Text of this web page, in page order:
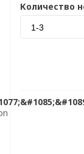
Количество
1-3